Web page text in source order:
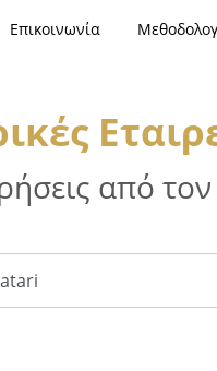
Επικοινωνία
από